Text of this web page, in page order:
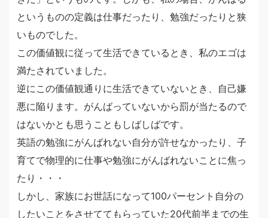
というものの定義は仕事だったり、勉強だったりと狭
いものでした。
この価値観に従って生活できているとき、私のエゴは
満たされていました。
逆にこの価値観通りに生活できていないとき、自己嫌
悪に陥ります。がんばっていないから罰が当たるので
はないかとも思うこともしばしばです。
英語の勉強にがんばれない自分が許せなかったり、子
育てで物理的に仕事や勉強にがんばれないことに焦っ
たり・・・
しかし、家族にお世話になって100パーセント自分の
したいことをさせててもらっていた20代前半までの生